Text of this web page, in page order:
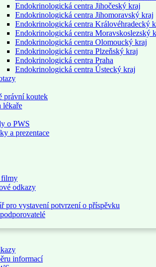
Endokrinologická centra Jihočeský kraj
Endokrinologická centra Jihomoravský kraj
Endokrinologická centra Královéhradecký
Endokrinologická centra Moravskoslezský
Endokrinologická centra Olomoucký kraj
Endokrinologická centra Plzeňský kraj
Endokrinologická centra Praha
Endokrinologická centra Ústecký kraj
právní koutek
lékaře
o PWS
a prezentace
filmy
odkazy
pro vystavení potvrzení o příspěvku
informací